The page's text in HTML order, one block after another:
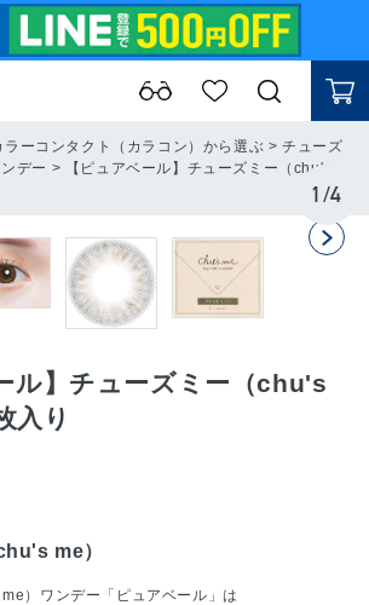
ラーコンタクト（カラコン）から選ぶ >チューズ
デー >
【ピュアベール】チューズミー（chu's
1/4
ル】チューズミー（chu's
入り
me）
）ワンデー「ピュアベール」は